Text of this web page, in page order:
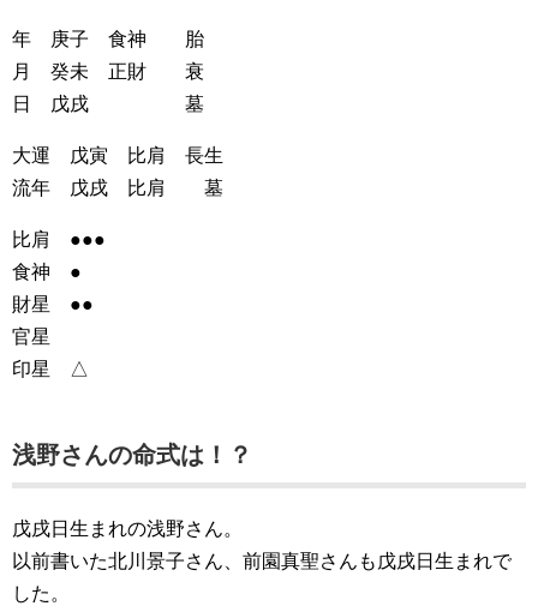
年 庚子 食神 胎
月 癸未 正財 衰
日 戊戌 墓
大運 戊寅 比肩 長生
流年 戊戌 比肩 墓
比肩 ●●●
食神 ●
財星 ●●
官星
印星 △
浅野さんの命式は！？
戊戌日生まれの浅野さん。
以前書いた北川景子さん、前園真聖さんも戊戌日生まれで
した。